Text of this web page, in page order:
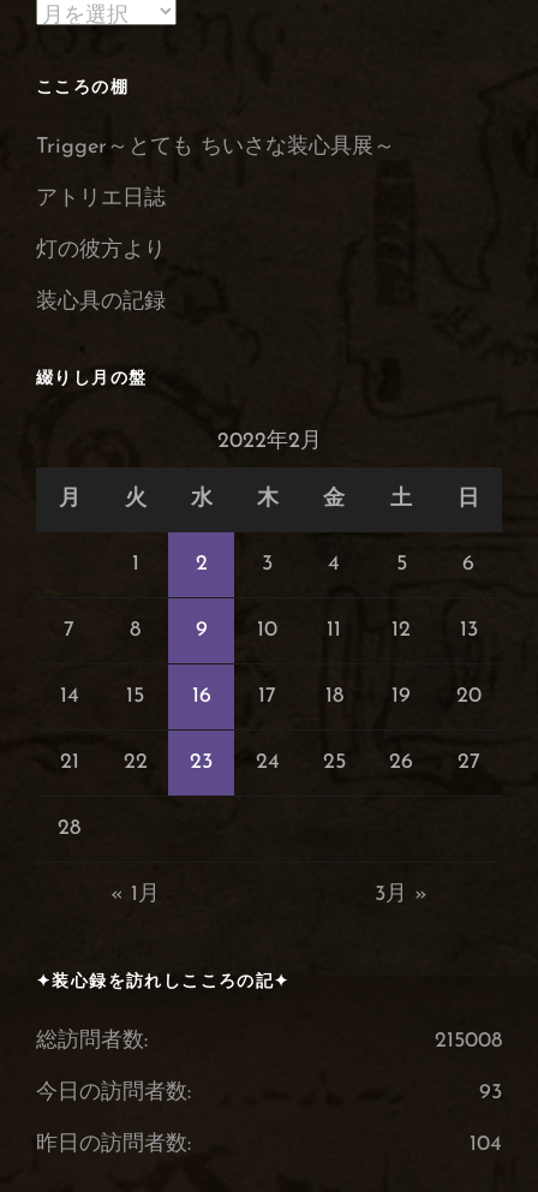
装
録
保
こころの棚
Trigger～とても ちいさな装心具展～
アトリエ日誌
灯の彼方より
装心具の記録
綴りし月の盤
2022年2月
月 火 水 木 金 土 日
« 1月 3月 »
1 2 3 4 5 6
7 8 9 10 11 12 13
14 15 16 17 18 19 20
21 22 23 24 25 26 27
28
✦装心録を訪れしこころの記✦
215008
総訪問者数:
93
今日の訪問者数:
104
昨日の訪問者数: